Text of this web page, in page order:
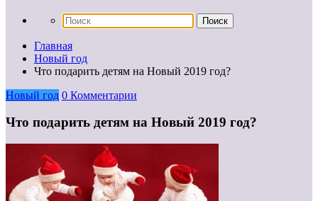
Главная
Новый год
Что подарить детям на Новый 2019 год?
Новый год 0 Комментарии
Что подарить детям на Новый 2019 год?